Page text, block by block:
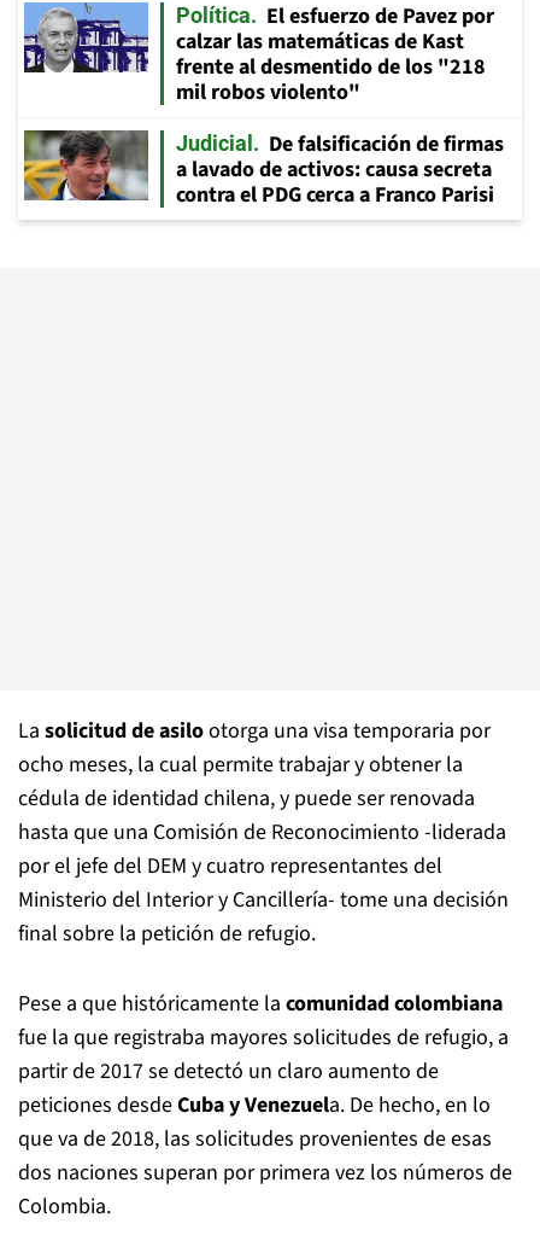
Política
El esfuerzo de Pavez por
calzar las matemáticas de Kast
frente al desmentido de los "218
mil robos violento"
Judicial
De falsificación de firmas
a lavado de activos: causa secreta
contra el PDG cerca a Franco Parisi
La solicitud de asilootorga una visa temporaria por
ocho meses, la cual permite trabajar y obtener la
cédula de identidad chilena, y puede ser renovada
hasta que una Comisión de Reconocimiento -liderada
por el jefe del DEM y cuatro representantes del
Ministerio del Interior y Cancillería- tome una decisión
final sobre la petición de refugio.
Pese a que históricamente la comunidad colombiana
fue la que registraba mayores solicitudes de refugio, a
partir de 2017 se detectó un claro aumento de
peticiones desdeCuba y Venezuela. De hecho, en lo
que va de 2018, las solicitudes provenientes de esas
dos naciones superan por primera vez los números de
Colombia.